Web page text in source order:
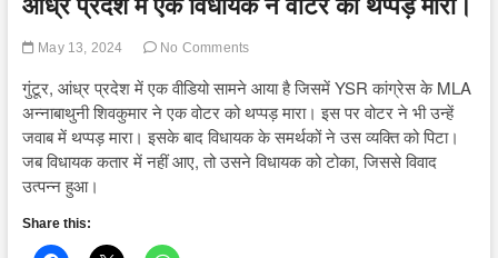
आंध्र प्रदेश में एक विधायक ने वोटर को थप्पड़ मारा।
May 13, 2024 No Comments
गुंटूर, आंध्र प्रदेश में एक वीडियो सामने आया है जिसमें YSR कांग्रेस के MLA
अन्नाबाथुनी शिवकुमार ने एक वोटर को थप्पड़ मारा। इस पर वोटर ने भी उन्हें
जवाब में थप्पड़ मारा। इसके बाद विधायक के समर्थकों ने उस व्यक्ति को पिटा।
जब विधायक कतार में नहीं आए, तो उसने विधायक को टोका, जिससे विवाद
उत्पन्न हुआ।
Share this: